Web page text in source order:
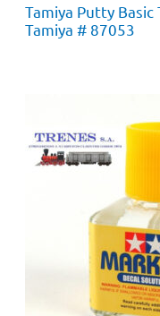
Tamiya Putty Basic
Tamiya # 87053